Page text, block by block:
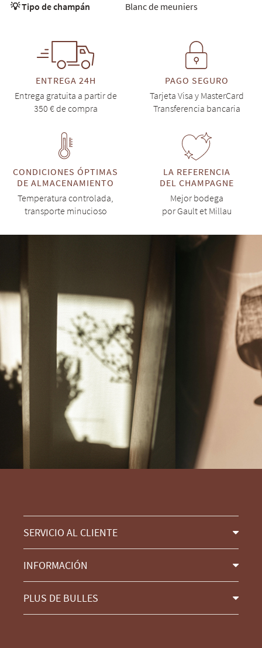
💡 Tipo de champán
Blanc de meuniers
ENTREGA 24H
Entrega gratuita a partir de
350 € de compra
PAGO SEGURO
Tarjeta Visa y MasterCard
Transferencia bancaria
CONDICIONES ÓPTIMAS
DE ALMACENAMIENTO
Temperatura controlada,
transporte minucioso
LA REFERENCIA
DEL CHAMPAGNE
Mejor bodega
por Gault et Millau
SERVICIO AL CLIENTE
INFORMACIÓN
PLUS DE BULLES